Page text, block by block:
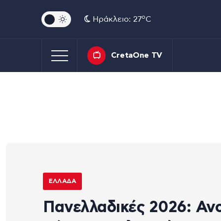
Ηράκλειο: 27oC
CretaOne TV
ΕΛΛΆΔΑ
Πανελλαδικές 2026: